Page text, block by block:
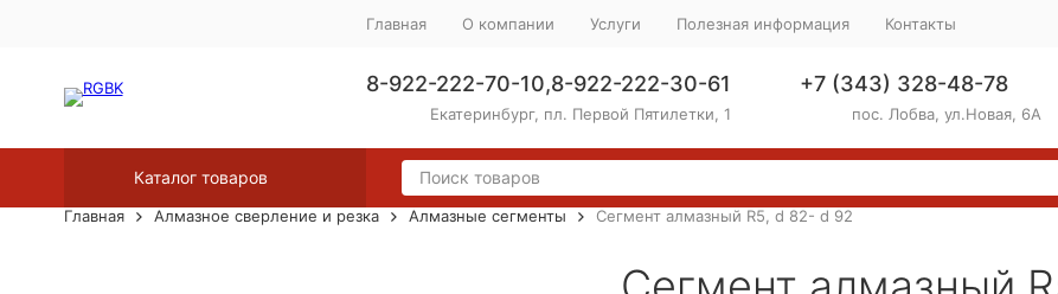
Главная О компании Услуги Полезная информация Контакты
8-922-222-70-10,8-922-222-30-61
Екатеринбург, пл. Первой Пятилетки, 1
+7 (343) 328-48-78
пос. Лобва, ул.Новая, 6А
Каталог товаров
Главная Алмазное сверление и резка Алмазные сегменты Сегмент алмазный R5, d 82- d 92